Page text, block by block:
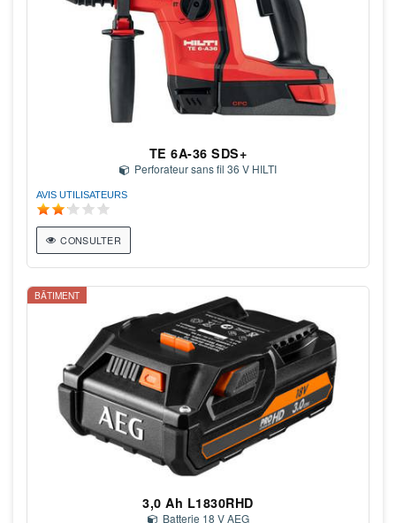
TE 6A-36 SDS+
Perforateur sans fil 36 V HILTI
AVIS UTILISATEURS
CONSULTER
BÂTIMENT
3,0 Ah L1830RHD
Batterie 18 V AEG